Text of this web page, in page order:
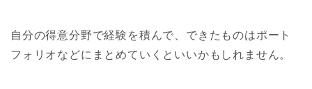
自分の得意分野で経験を積んで、できたものはポート
フォリオなどにまとめていくといいかもしれません。